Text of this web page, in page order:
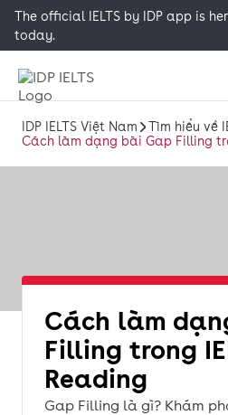
The official IELTS by IDP app is
today.
IDP IELTS Việt Nam
Tìm hiểu về
Cách làm dạng bài Gap Filling
Cách làm
Filling trong
Reading
Gap Filling là gì? Khám